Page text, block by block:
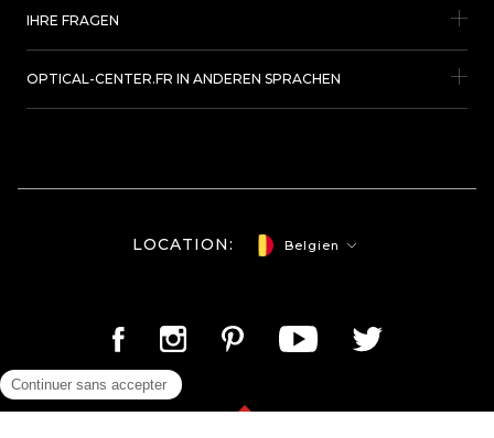
IHRE FRAGEN
OPTICAL-CENTER.FR IN ANDEREN SPRACHEN
LOCATION: Belgien